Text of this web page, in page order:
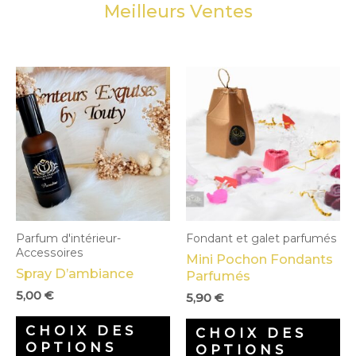
Meilleurs Ventes
Parfum d'intérieur-
Accessoires
Spray D’ambiance
5,00 €
CHOIX DES
OPTIONS
Ce
produit
Fondant et galet parfumés
Mini Pochon Fondants
Parfumés
5,90 €
CHOIX DES
OPTIONS
Ce